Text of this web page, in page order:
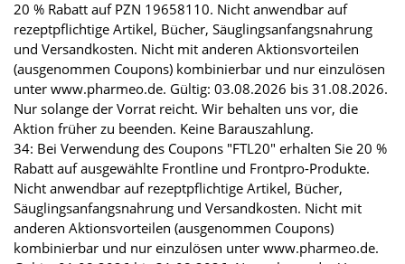
20 % Rabatt auf PZN 19658110. Nicht anwendbar auf
rezeptpflichtige Artikel, Bücher, Säuglingsanfangsnahrung
und Versandkosten. Nicht mit anderen Aktionsvorteilen
(ausgenommen Coupons) kombinierbar und nur einzulösen
unter www.pharmeo.de. Gültig: 03.08.2026 bis 31.08.2026.
Nur solange der Vorrat reicht. Wir behalten uns vor, die
Aktion früher zu beenden. Keine Barauszahlung.
34: Bei Verwendung des Coupons "FTL20" erhalten Sie 20 %
Rabatt auf ausgewählte Frontline und Frontpro-Produkte.
Nicht anwendbar auf rezeptpflichtige Artikel, Bücher,
Säuglingsanfangsnahrung und Versandkosten. Nicht mit
anderen Aktionsvorteilen (ausgenommen Coupons)
kombinierbar und nur einzulösen unter www.pharmeo.de.